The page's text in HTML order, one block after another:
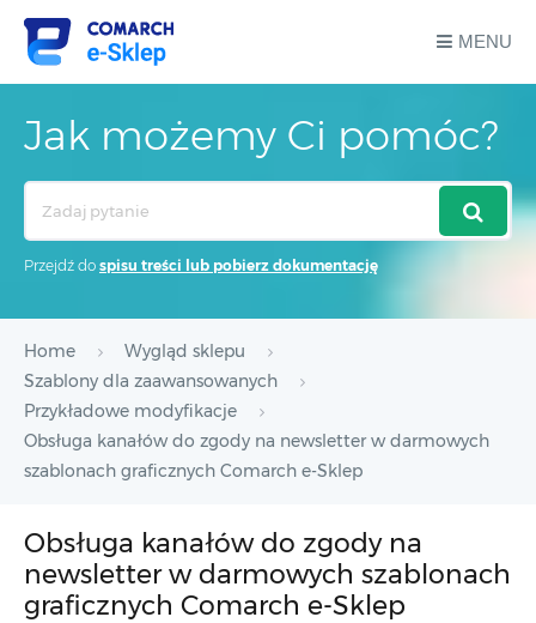
MENU
Jak możemy Ci pomóc?
Przejdź do spisu treści lub pobierz dokumentację
Home
Wygląd sklepu
Szablony dla zaawansowanych
Przykładowe modyfikacje
Obsługa kanałów do zgody na newsletter w darmowych
szablonach graficznych Comarch e-Sklep
Obsługa kanałów do zgody na
newsletter w darmowych szablonach
graficznych Comarch e-Sklep